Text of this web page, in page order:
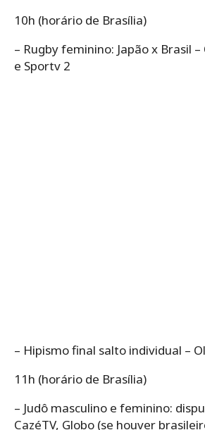
10h (horário de Brasília)
– Rugby feminino: Japão x Brasil
e Sportv 2
– Hipismo final salto individual –
11h (horário de Brasília)
– Judô masculino e feminino:
CazéTV, Globo (se houver